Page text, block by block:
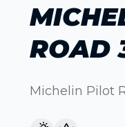
ROAD
Michelin Pilot